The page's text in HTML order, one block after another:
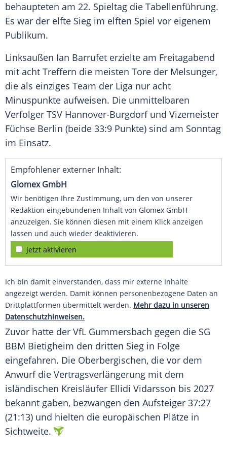
behaupteten am 22. Spieltag die Tabellenführung.
Es war der elfte Sieg im elften Spiel vor eigenem
Publikum.
Linksaußen Ian Barrufet erzielte am Freitagabend
mit acht Treffern die meisten Tore der Melsunger,
die als einziges Team der Liga nur acht
Minuspunkte aufweisen. Die unmittelbaren
Verfolger TSV Hannover-Burgdorfund Vizemeister
Füchse Berlin (beide 33:9 Punkte) sind am Sonntag
im Einsatz.
Empfohlener externer Inhalt:
Glomex GmbH
Wir benötigen Ihre Zustimmung, um den von unserer
Redaktion eingebundenen Inhalt von Glomex GmbH
anzuzeigen. Sie können diesen mit einem Klick anzeigen
lassen und auch wieder deaktivieren.
jetzt aktivieren
Ich bin damit einverstanden, dass mir externe Inhalte
angezeigt werden. Damit können personenbezogene Daten an
Drittplattformen übermittelt werden. Mehr dazu in unseren
Datenschutzhinweisen.
Zuvor hatte der VfL Gummersbach gegen die SG
BBM Bietigheim den dritten Sieg in Folge
eingefahren. Die Oberbergischen, die vor dem
Anwurf die Vertragsverlängerung mit dem
isländischen Kreisläufer Ellidi Vidarsson bis 2027
bekannt gaben, bezwangen den Aufsteiger 37:27
(21:13) und hielten die europäischen Plätze in
Sichtweite.